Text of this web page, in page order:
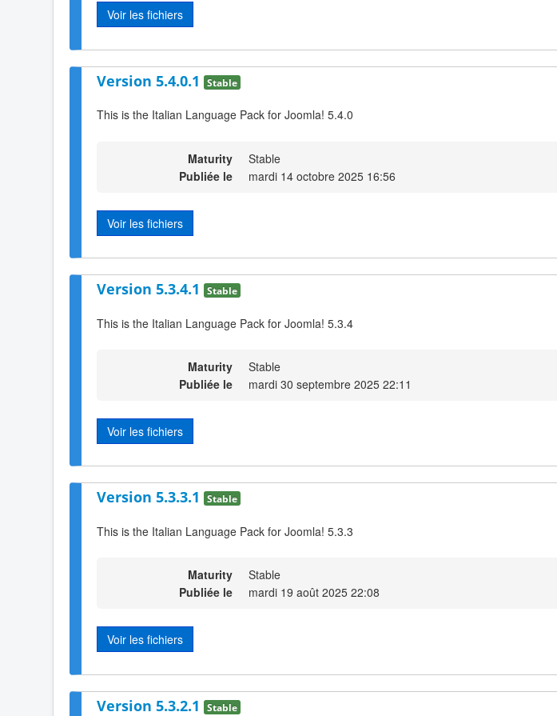
Voir les fichiers
Version 5.4.0.1 Stable
This is the Italian Language Pack for Joomla! 5.4.0
Maturity
Stable
Publiée le
mardi 14 octobre 2025 16:56
Voir les fichiers
Version 5.3.4.1 Stable
This is the Italian Language Pack for Joomla! 5.3.4
Maturity
Stable
Publiée le
mardi 30 septembre 2025 22:11
Voir les fichiers
Version 5.3.3.1 Stable
This is the Italian Language Pack for Joomla! 5.3.3
Maturity
Stable
Publiée le
mardi 19 août 2025 22:08
Voir les fichiers
Version 5.3.2.1 Stable